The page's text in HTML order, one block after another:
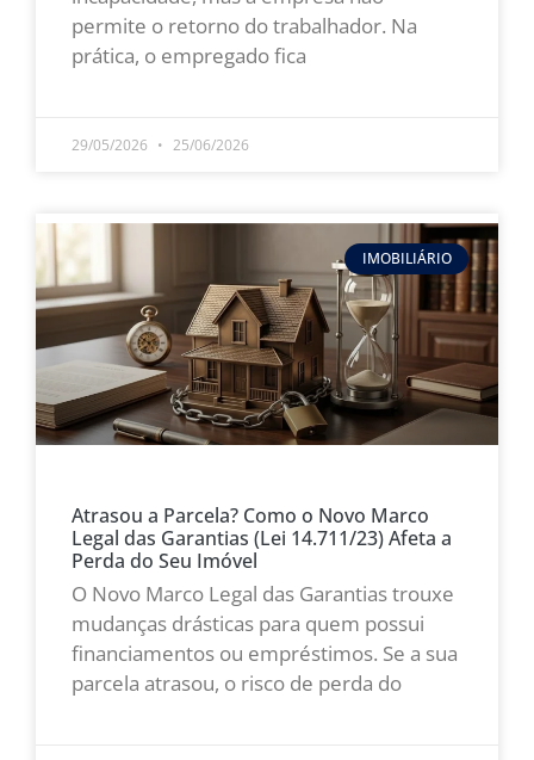
permite o retorno do trabalhador. Na
prática, o empregado fica
29/05/2026 25/06/2026
IMOBILIÁRIO
Atrasou a Parcela? Como o Novo Marco
Legal das Garantias (Lei 14.711/23) Afeta a
Perda do Seu Imóvel
O Novo Marco Legal das Garantias trouxe
mudanças drásticas para quem possui
financiamentos ou empréstimos. Se a sua
parcela atrasou, o risco de perda do